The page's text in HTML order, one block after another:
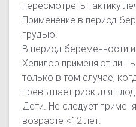
пересмотреть тактику
Применение в период
грудью.
В период беременности
Хепилор применяют
только в том случае,
превышает риск для
Дети. Не следует
возрасте <12 лет.